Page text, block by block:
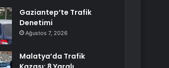
Gaziantep’te Trafik
Denetimi
Ağustos 7, 2026
Malatya’da Trafik